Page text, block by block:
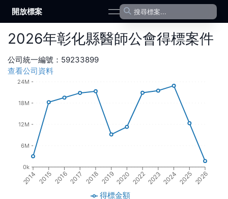
開放標案 open navigation menu
2026年彰化縣醫師公會得標案件
公司統一編號： 59233899
查看公司資料
2014 2015 20162017 2018 20192020 202220232024 2025 2026
0k
6M
12M
18M
24M
得標金額